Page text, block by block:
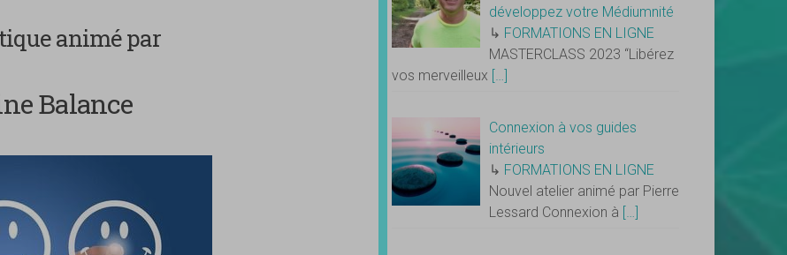
animé par
Balance
développez votre Médiumnité
↳ FORMATIONS EN LIGNE
MASTERCLASS 2023 “Libérez
vos merveilleux […]
Connexion à vos guides
intérieurs
↳ FORMATIONS EN LIGNE
Nouvel atelier animé par Pierre
Lessard Connexion à […]